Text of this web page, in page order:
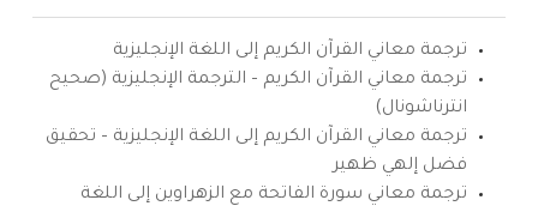
ترجمة معاني القرآن الكريم إلى اللغة الإنجليزية
ترجمة معاني القرآن الكريم – الترجمة الإنجليزية (صحيح
انترناشونال)
ترجمة معاني القرآن الكريم إلى اللغة الإنجليزية – تحقيق
فضل إلهي ظهير
ترجمة معاني سورة الفاتحة مع الزهراوين إلى اللغة